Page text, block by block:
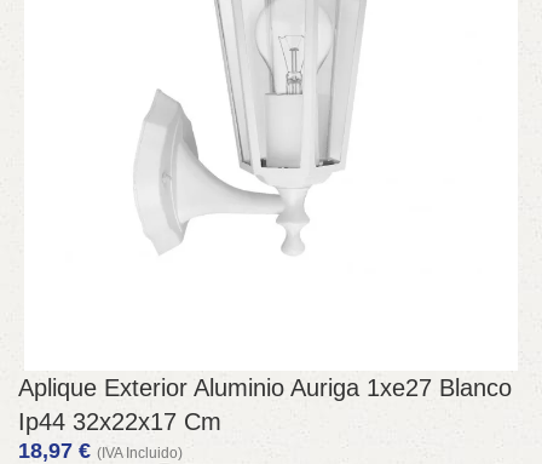
Aplique Exterior Aluminio Auriga 1xe27 Blanco
Ip44 32x22x17 Cm
18,97 € (IVA Incluido)